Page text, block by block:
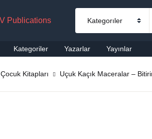
Kategoriler Yazarlar Yayınlar
Çocuk Kitapları Uçuk Kaçık Maceralar –